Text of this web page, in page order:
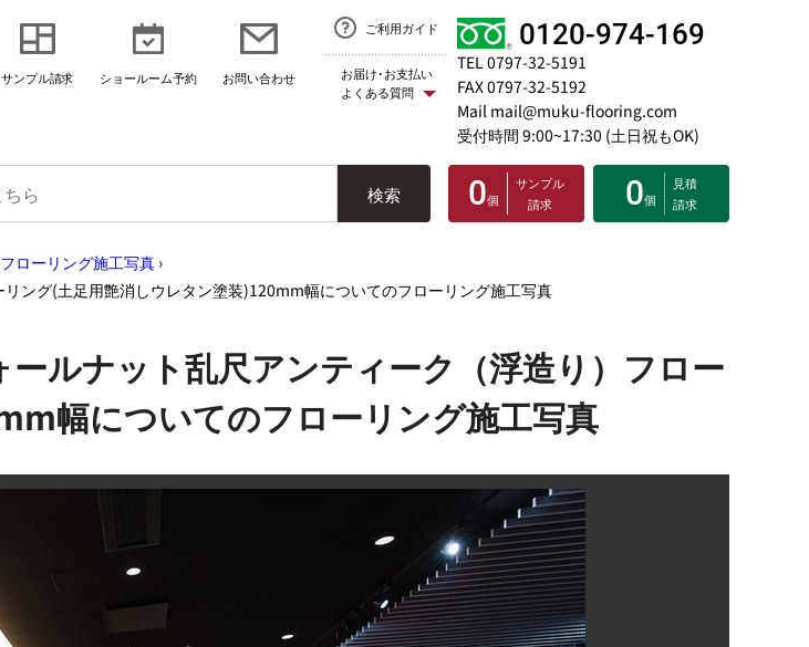
サンプル請求 ショールーム予約 お問い合わせ
ご利用ガイド
お届け･お支払い
よくある質問
0120-974-169
TEL 0797-32-5191
FAX 0797-32-5192
Mail mail@muku-flooring.com
受付時間 9:00~17:30 (土日祝もOK)
検索 0個
サンプル
請求
0個
見積
請求
ローリング施工写真 ›
ング(土足用艶消しウレタン塗装)120mm幅についてのフローリング施工写真
ルナット乱尺アンティーク（浮造り）フロー
幅についてのフローリング施工写真